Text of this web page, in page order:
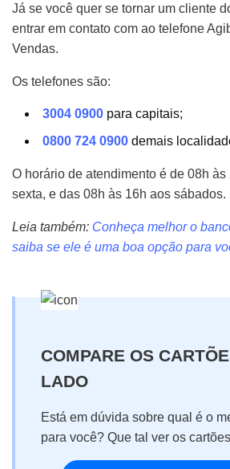
Já se você quer se tornar um cliente
entrar em contato com ao telefone
Vendas.
Os telefones são:
3004 0900 para capitais;
0800 724 0900 demais
O horário de atendimento é de 08h
sexta, e das 08h às 16h aos sábados.
Leia também: Conheça melhor o
saiba se ele é uma boa opção para
COMPARE OS
LADO
Está em dúvida sobre qual é o
para você? Que tal ver os